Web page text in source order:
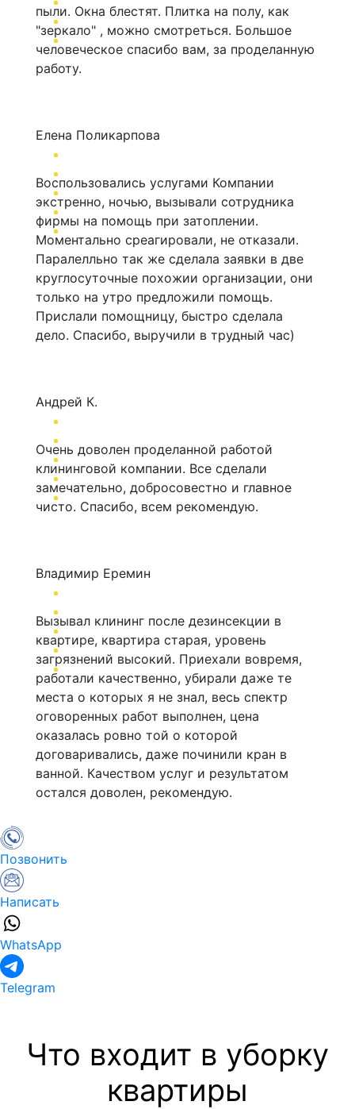
пыли. Окна блестят. Плитка на полу, как
"зеркало" , можно смотреться. Большое
человеческое спасибо вам, за проделанную
работу.
Воспользовались услугами Компании
экстренно, ночью, вызывали сотрудника
фирмы на помощь при затоплении.
Моментально среагировали, не отказали.
Паралелльно так же сделала заявки в две
круглосуточные похожии организации, они
только на утро предложили помощь.
Прислали помощницу, быстро сделала
дело. Спасибо, выручили в трудный час)
Елена Поликарпова
Очень доволен проделанной работой
клининговой компании. Все сделали
замечательно, добросовестно и главное
чисто. Спасибо, всем рекомендую.
Андрей К.
Вызывал клининг после дезинсекции в
квартире, квартира старая, уровень
загрязнений высокий. Приехали вовремя,
работали качественно, убирали даже те
места о которых я не знал, весь спектр
оговоренных работ выполнен, цена
оказалась ровно той о которой
договаривались, даже починили кран в
ванной. Качеством услуг и результатом
остался доволен, рекомендую.
Владимир Еремин
Позвонить
Написать
WhatsApp
Telegram
Что входит в уборку
квартиры